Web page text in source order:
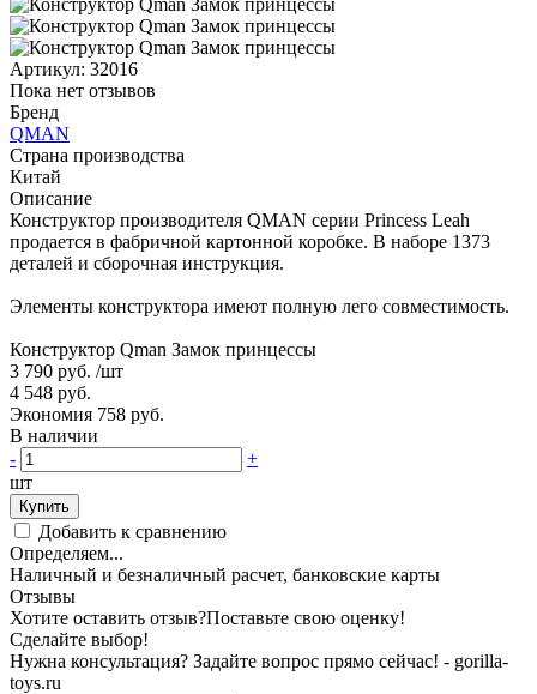
Артикул: 32016
Пока нет отзывов
Бренд
QMAN
Страна производства
Китай
Описание
Конструктор производителя QMAN серии Princess Leah
продается в фабричной картонной коробке. В наборе 1373
деталей и сборочная инструкция.
Элементы конструктора имеют полную лего совместимость.
Конструктор Qman Замок принцессы
3 790 руб. /шт
4 548 руб.
Экономия 758 руб.
В наличии
-
+
шт
Купить
Добавить к сравнению
Определяем...
Наличный и безналичный расчет, банковские карты
Отзывы
Хотите оставить отзыв?Поставьте свою оценку!
Сделайте выбор!
Нужна консультация? Задайте вопрос прямо сейчас! - gorilla-
toys.ru